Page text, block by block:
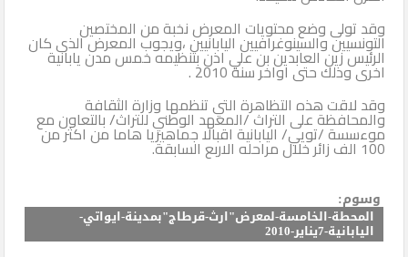
وقد تولى وضع محتويات المعرض نخبة من المختصين
التونسيين والسينوغرافيين اليابانيين ،ويجوب المعرض الذى كان
الرئيس زين العابدين بن علي اذن بتنظيمه خمس مدن يابانية
اخرى وذلك حتى اواخر سنة 2010 .
وقد لاقت هذه التظاهرة التي تنظمها وزارة الثقافة
والمحافظة على التراث /المعهد الوطني للتراث/ بالتعاون مع
موءسسة /تويي/ اليابانية اقبالا جماهيريا هاما من اكثر من
100 الف زائر خلال مراحله الاربع السابقة.
وسوم:
المحطة-الخامسة-لمعرض"ارث-قرطاج"بمدينة-ايواتي-
اليابانية-7يناير-2010